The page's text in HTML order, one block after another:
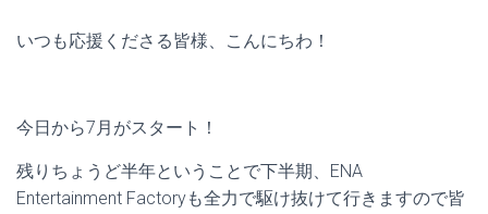
いつも応援くださる皆様、こんにちわ！
今日から7月がスタート！
残りちょうど半年ということで下半期、ENA
Entertainment Factoryも全力で駆け抜けて行きますので皆